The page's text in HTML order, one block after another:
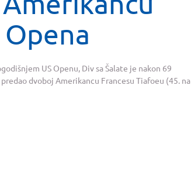
US Openu, Div sa Šalate je nakon 69
dvoboj Amerikancu Francesu Tiafoeu (45. na